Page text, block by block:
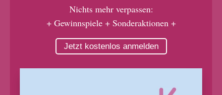
Nichts mehr verpassen:
+ Gewinnspiele + Sonderaktionen +
Jetzt kostenlos anmelden